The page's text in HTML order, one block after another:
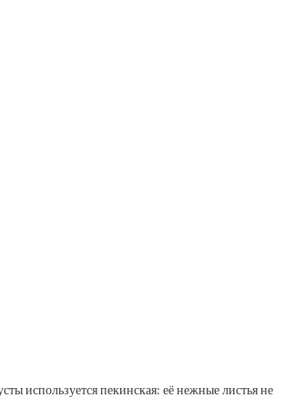
используется пекинская: её нежные листья не